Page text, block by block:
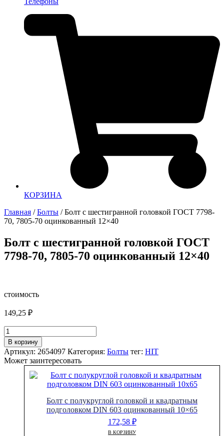
КОРЗИНА
Главная /Болты / Болт с шестигранной головкой ГОСТ 7798-
70, 7805-70 оцинкованный 12×40
Болт с шестигранной головкой ГОСТ
7798-70, 7805-70 оцинкованный 12×40
стоимость
149,25 ₽
Количество
товара
Болт
с
шестигранной
головкой
В корзину
Артикул: 2654097 Категория: Болты тег: HIT
Может заинтересовать
Болт с полукруглой головкой и квадратным
подголовком DIN 603 оцинкованный 10×65
172,58 ₽
В КОРЗИНУ